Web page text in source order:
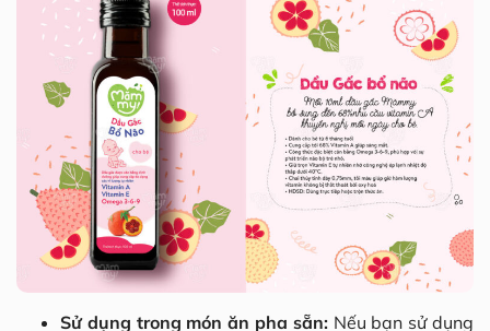
Sử dụng trong món ăn pha sẵn:Nếu bạn sử dụng